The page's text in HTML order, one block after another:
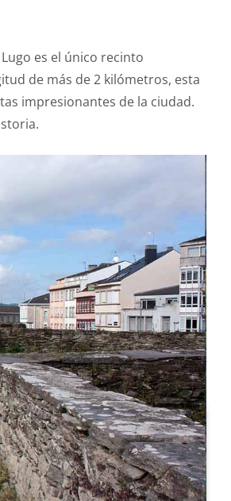
es el único recinto
de más de 2 kilómetros, esta
impresionantes de la ciudad.